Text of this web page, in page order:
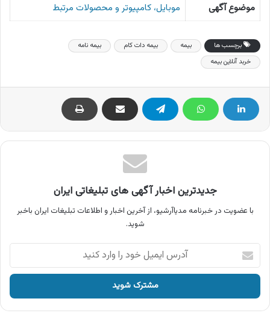
موضوع آگهی
موبایل، کامپیوتر و محصولات مرتبط
برچسب ها بیمه بیمه دات کام
بیمه نامه
خربد آنلاین بیمه
جدیدترین اخبار آگهی های تبلیغاتی ایران
با عضویت در خبرنامه مدیاآرشیو، از آخرین اخبار و اطلاعات تبلیغات ایران باخبر
شوید.
آدرس
ایمیل
خود
وارد
کنید